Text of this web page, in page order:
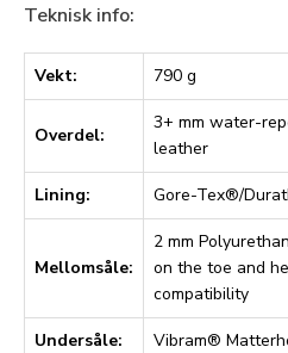
Teknisk info:
Vekt: 790 g
Overdel:
3+ mm water-
leather
Lining: Gore-Tex®/
Mellomsåle:
2 mm
on the toe and
compatibility
Undersåle: Vibram®